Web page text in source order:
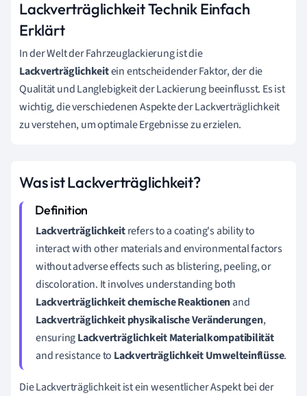
Lackverträglichkeit Technik Einfach
Erklärt
In der Welt der Fahrzeuglackierung ist die
Lackverträglichkeitein entscheidender Faktor, der die
Qualität und Langlebigkeit der Lackierung beeinflusst. Es ist
wichtig, die verschiedenen Aspekte der Lackverträglichkeit
zu verstehen, um optimale Ergebnisse zu erzielen.
Was ist Lackverträglichkeit?
Lackverträglichkeitrefers to a coating's ability to
interact with other materials and environmental factors
without adverse effects such as blistering, peeling, or
discoloration. It involves understanding both
Lackverträglichkeit chemische Reaktionenand
Lackverträglichkeit physikalische Veränderungen,
ensuringLackverträglichkeit Materialkompatibilität
and resistance to Lackverträglichkeit Umwelteinflüsse.
Die Lackverträglichkeit ist ein wesentlicher Aspekt bei der